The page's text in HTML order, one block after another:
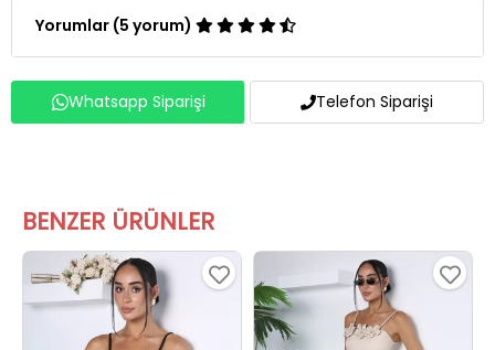
Yorumlar (5 yorum)
Whatsapp Siparişi Telefon Siparişi
BENZER ÜRÜNLER